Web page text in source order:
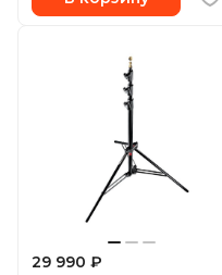
29 990 ₽